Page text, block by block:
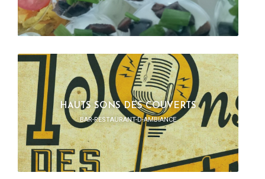
HAUTS SONS DES COUVERTS
BAR-RESTAURANT-D-AMBIANCE